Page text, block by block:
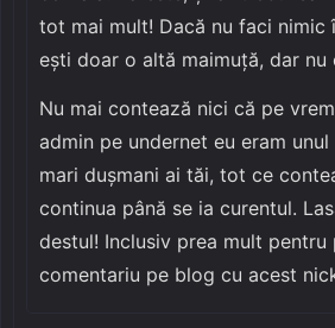
tot mai mult! Dacă nu faci nimic
ești doar o altă maimuță, dar nu
Nu mai contează nici că pe
admin pe undernet eu eram
mari dușmani ai tăi, tot ce
continua până se ia curentul.
destul! Inclusiv prea mult pentru
comentariu pe blog cu acest